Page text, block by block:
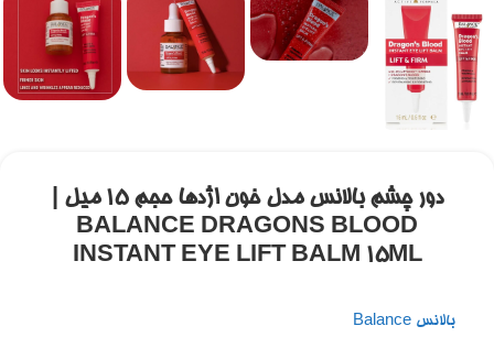
دور چشم بالانس مدل خون اژدها حجم ۱۵ میل |
BALANCE DRAGONS BLOOD
INSTANT EYE LIFT BALM 15ML
بالانس Balance